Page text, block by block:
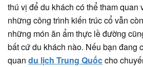
thú vị để du khách có thể tham quan
những công trình kiến trúc cổ vẫn
những món ăn ẩm thực lề đường
bất cứ du khách nào. Nếu bạn đang
quan du lịch Trung Quốccho